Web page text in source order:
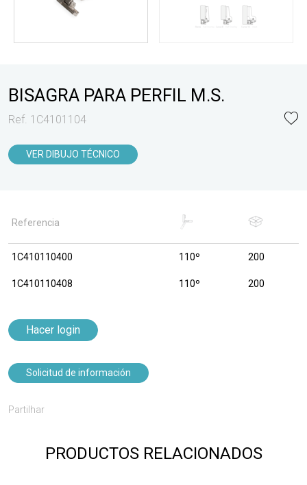
BISAGRA PARA PERFIL M.S.
Ref. 1C4101104
VER DIBUJO TÉCNICO
Referencia
1C410110400 110º 200
1C410110408 110º 200
Hacer login
Solicitud de información
Partilhar
PRODUCTOS RELACIONADOS